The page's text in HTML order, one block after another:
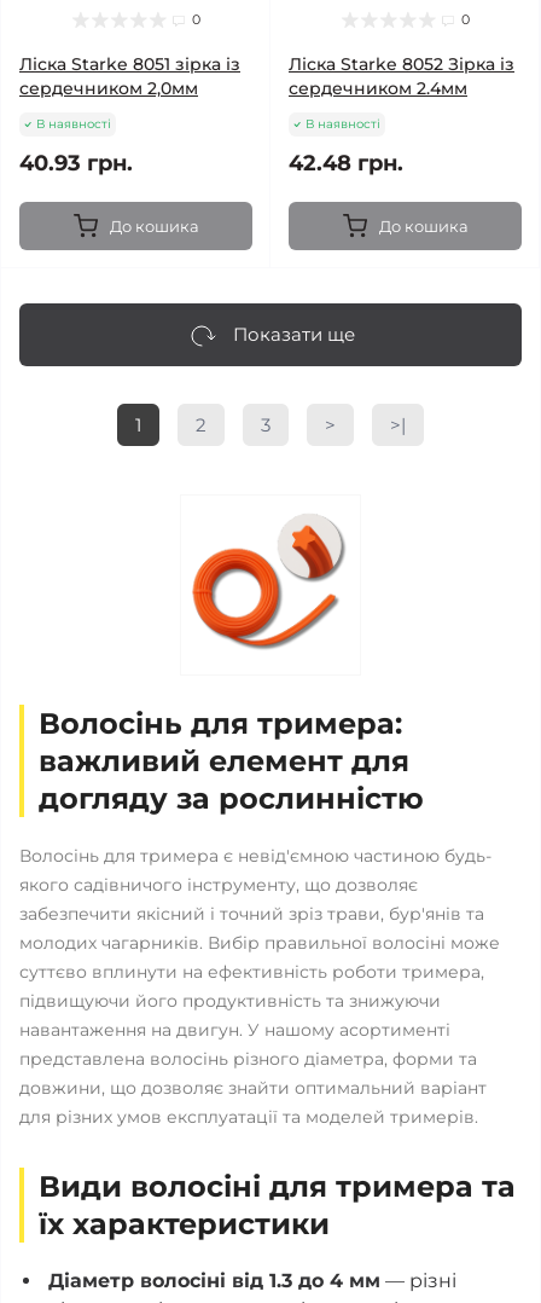
0
Ліска Starke 8051 зірка із
сердечником 2,0мм
В наявності
40.93 грн.
До кошика
0
Ліска Starke 8052 Зірка із
сердечником 2.4мм
В наявності
42.48 грн.
До кошика
Показати ще
1 2 3 > >|
Волосінь для тримера:
важливий елемент для
догляду за рослинністю
Волосінь для тримера є невід'ємною частиною будь-
якого садівничого інструменту, що дозволяє
забезпечити якісний і точний зріз трави, бур'янів та
молодих чагарників. Вибір правильної волосіні може
суттєво вплинути на ефективність роботи тримера,
підвищуючи його продуктивність та знижуючи
навантаження на двигун. У нашому асортименті
представлена волосінь різного діаметра, форми та
довжини, що дозволяє знайти оптимальний варіант
для різних умов експлуатації та моделей тримерів.
Види волосіні для тримера та
їх характеристики
Діаметр волосіні від 1.3 до 4 мм — різні